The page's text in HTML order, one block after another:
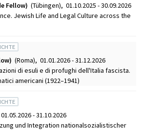
Fellow) (Tübingen), 01.10.2025 - 30.09.2026
Jewish Life and Legal Culture across the
(Roma), 01.01.2026 - 31.12.2026
di esuli e di profughi dell'Italia fascista.
americani (1922–1941)
- 31.10.2026
und Integration nationalsozialistischer